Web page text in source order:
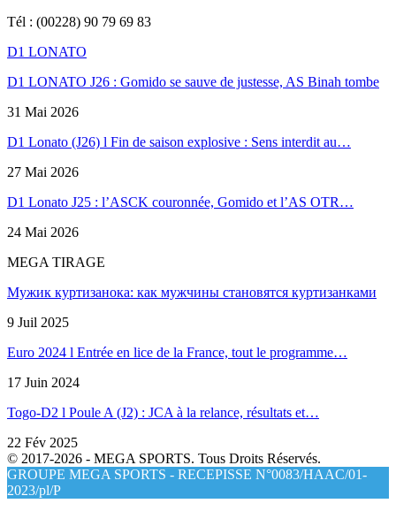
Tél : (00228) 90 79 69 83
D1 LONATO
D1 LONATO J26 : Gomido se sauve de justesse, AS Binah tombe
31 Mai 2026
D1 Lonato (J26) l Fin de saison explosive : Sens interdit au…
27 Mai 2026
D1 Lonato J25 : l’ASCK couronnée, Gomido et l’AS OTR…
24 Mai 2026
MEGA TIRAGE
Мужик куртизанока: как мужчины становятся куртизанками
9 Juil 2025
Euro 2024 l Entrée en lice de la France, tout le programme…
17 Juin 2024
Togo-D2 l Poule A (J2) : JCA à la relance, résultats et…
22 Fév 2025
© 2017-2026 - MEGA SPORTS. Tous Droits Réservés.
GROUPE MEGA SPORTS - RECEPISSE N°0083/HAAC/01-
2023/pl/P